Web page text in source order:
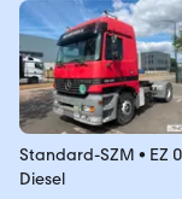
Standard-SZM • EZ
Diesel